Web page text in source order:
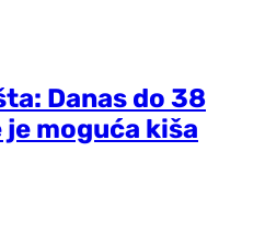
Danas do 38
moguća kiša